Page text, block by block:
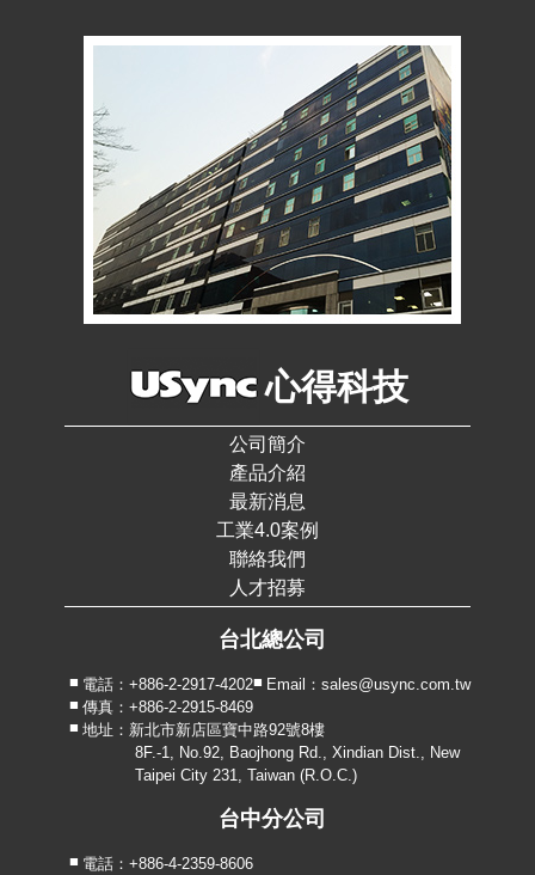
心得科技
公司簡介
產品介紹
最新消息
工業4.0案例
聯絡我們
人才招募
台北總公司
電話：+886-2-2917-4202
Email：sales@usync.com.tw
傳真：+886-2-2915-8469
地址：新北市新店區寶中路92號8樓
8F.-1, No.92, Baojhong Rd., Xindian Dist., New
Taipei City 231, Taiwan (R.O.C.)
台中分公司
電話：+886-4-2359-8606